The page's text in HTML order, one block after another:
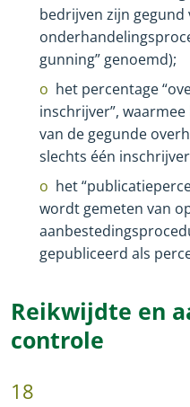
bedrijven zijn gegund
gunning” genoemd);
het percentage
inschrijver”,
van de gegunde
slechts één
het
wordt gemeten van
gepubliceerd als
Reikwijdte en
controle
18